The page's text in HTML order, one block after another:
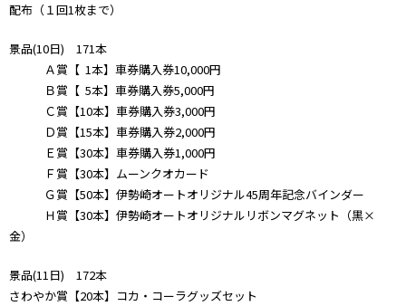
配布（１回1枚まで）
景品(10日) 171本
Ａ賞【 1本】車券購入券10,000円
Ｂ賞【 5本】車券購入券5,000円
Ｃ賞【10本】車券購入券3,000円
Ｄ賞【15本】車券購入券2,000円
Ｅ賞【30本】車券購入券1,000円
Ｆ賞【30本】ムーンクオカード
Ｇ賞【50本】伊勢崎オートオリジナル45周年記念バインダー
Ｈ賞【30本】伊勢崎オートオリジナルリボンマグネット（黒×
金）
景品(11日) 172本
さわやか賞【20本】コカ・コーラグッズセット